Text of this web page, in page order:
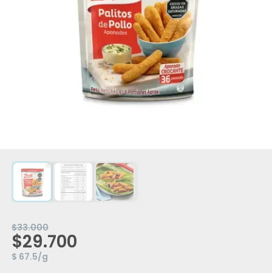
$33.000
$29.700
$ 67.5/g